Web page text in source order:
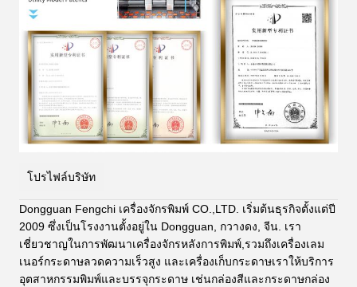
โปรไฟล์บริษัท
Dongguan Fengchi เครื่องจักรพิมพ์ CO.,LTD. เริ่มต้นธุรกิจตั้งแต่ปี
2009 ซึ่งเป็นโรงงานตั้งอยู่ใน Dongguan, กวางดง, จีน. เรา
เชี่ยวชาญในการพัฒนาเครื่องจักรหลังการพิมพ์,รวมถึงเครื่องเลม
เนอร์กระดาษลวดความเร็วสูง และเครื่องเก็บกระดาษเราให้บริการ
อุตสาหกรรมพิมพ์และบรรจุกระดาษ เช่นกล่องสีและกระดาษกล่อง